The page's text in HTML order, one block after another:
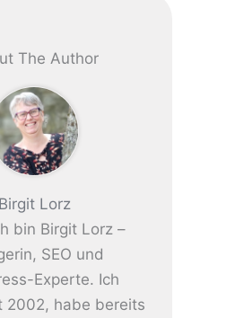
The Author
Birgit Lorz
bin Birgit Lorz –
SEO und
Experte. Ich
2002, habe bereits